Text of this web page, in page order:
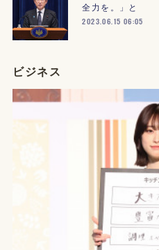
全力を。」と
2023.06.15 06:05
ビジネス